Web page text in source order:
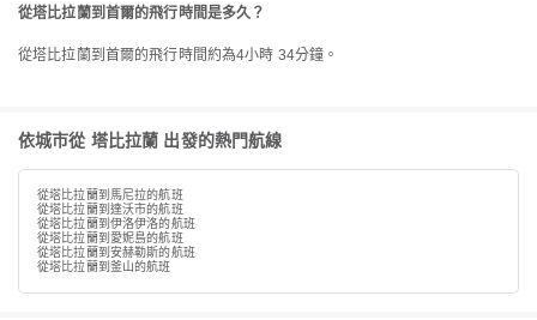
從塔比拉蘭到首爾的飛行時間是多久？
從塔比拉蘭到首爾的飛行時間約為4小時 34分鐘。
依城市從 塔比拉蘭 出發的熱門航線
從塔比拉蘭到馬尼拉的航班
從塔比拉蘭到達沃市的航班
從塔比拉蘭到伊洛伊洛的航班
從塔比拉蘭到愛妮島的航班
從塔比拉蘭到安赫勒斯的航班
從塔比拉蘭到釜山的航班